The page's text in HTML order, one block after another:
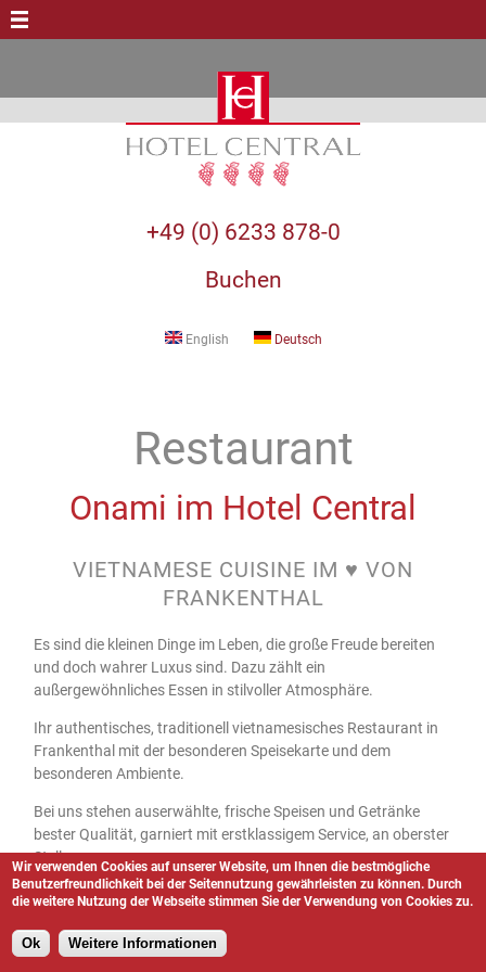
+49 (0) 6233 878-0
Buchen
English Deutsch
Restaurant
Onami im Hotel Central
VIETNAMESE CUISINE IM ♥ VON
FRANKENTHAL
Es sind die kleinen Dinge im Leben, die große Freude bereiten
und doch wahrer Luxus sind. Dazu zählt ein
außergewöhnliches Essen in stilvoller Atmosphäre.
Ihr authentisches, traditionell vietnamesisches Restaurant in
Frankenthal mit der besonderen Speisekarte und dem
besonderen Ambiente.
Bei uns stehen auserwählte, frische Speisen und Getränke
bester Qualität, garniert mit erstklassigem Service, an oberster
Stelle
Telefonnummer: +49 (0) 6233 3035506
Mehr Informationen unter:https://www.onami-
frankenthal.de/
Wir verwenden Cookies auf unserer Website, um Ihnen die bestmögliche
Benutzerfreundlichkeit bei der Seitennutzung gewährleisten zu können. Durch
die weitere Nutzung der Webseite stimmen Sie der Verwendung von Cookies zu.
Ok Weitere Informationen